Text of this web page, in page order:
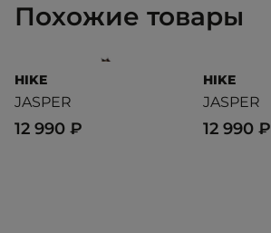
Похожие товары
HIKE
JASPER
12 990 ₽
HIKE
JASPER
12 990 ₽